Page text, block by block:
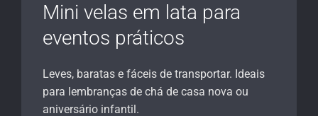
Mini velas em lata para
eventos práticos
Leves, baratas e fáceis de transportar. Ideais
para lembranças de chá de casa nova ou
aniversário infantil.